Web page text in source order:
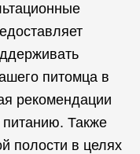
питомца в
рекомендации
питанию. Также
полости в целях